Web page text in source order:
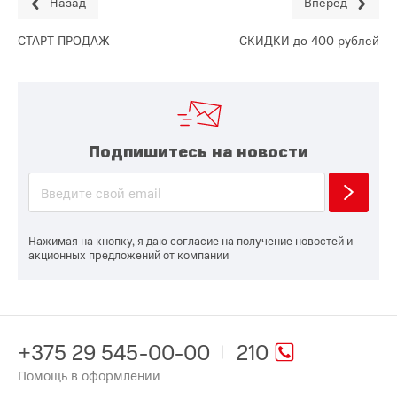
СТАРТ ПРОДАЖ СКИДКИ до 400 рублей
Подпишитесь на новости
Нажимая на кнопку, я даю согласие на получение новостей и
акционных предложений от компании
210
+375 29 545-00-00
Помощь в оформлении